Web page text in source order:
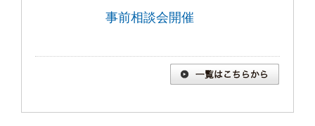
事前相談会開催